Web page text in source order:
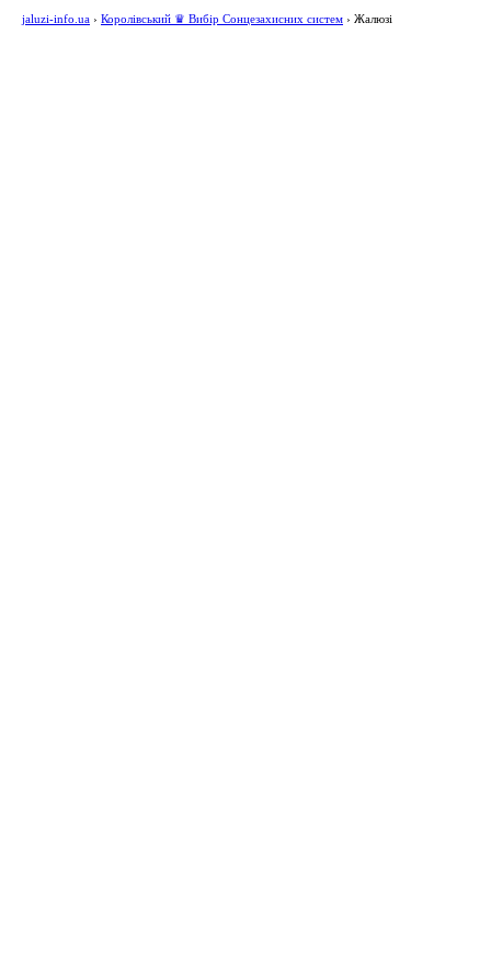
jaluzi-info.ua › Королівський ♛ Вибір Сонцезахисних систем › Жалюзі